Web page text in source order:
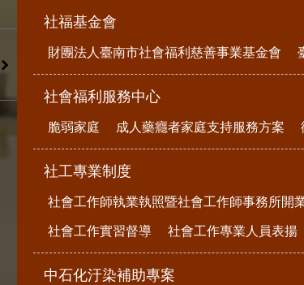
社福基金會
財團法人臺南市社會福利慈善事業基金會
社會福利服務中心
脆弱家庭 成人藥癮者家庭支持服務方案
社工專業制度
社會工作師執業執照暨社會工作師事務所開
社會工作實習督導 社會工作專業人員表揚
中石化汙染補助專案